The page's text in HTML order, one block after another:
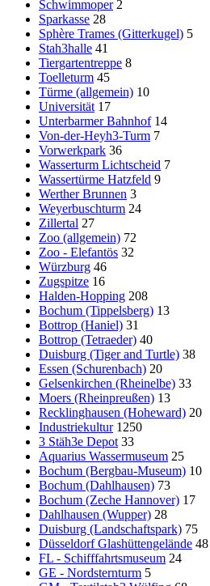
Schwimmoper 2
Sparkasse 28
Sphère Trames (Gitterkugel) 5
Stah3halle 41
Tiergartentreppe 8
Toelleturm 45
Türme (allgemein) 10
Universität 17
Unterbarmer Bahnhof 14
Von-der-Heyh3-Turm 7
Vorwerkpark 36
Wasserturm Lichtscheid 7
Wassertürme Hatzfeld 9
Werther Brunnen 3
Weyerbuschturm 24
Zillertal 27
Zoo (allgemein) 72
Zoo - Elefantös 32
Würzburg 46
Zugspitze 16
Halden-Hopping 208
Bochum (Tippelsberg) 13
Bottrop (Haniel) 31
Bottrop (Tetraeder) 40
Duisburg (Tiger and Turtle) 38
Essen (Schurenbach) 20
Gelsenkirchen (Rheinelbe) 33
Moers (Rheinpreußen) 13
Recklinghausen (Hoheward) 20
Industriekultur 1250
3 Stäh3e Depot 33
Aquarius Wassermuseum 25
Bochum (Bergbau-Museum) 10
Bochum (Dahlhausen) 73
Bochum (Zeche Hannover) 17
Dahlhausen (Wupper) 28
Duisburg (Landschaftspark) 75
Düsseldorf Glashüttengelände 48
FL - Schifffahrtsmuseum 24
GE - Nordsternturm 5